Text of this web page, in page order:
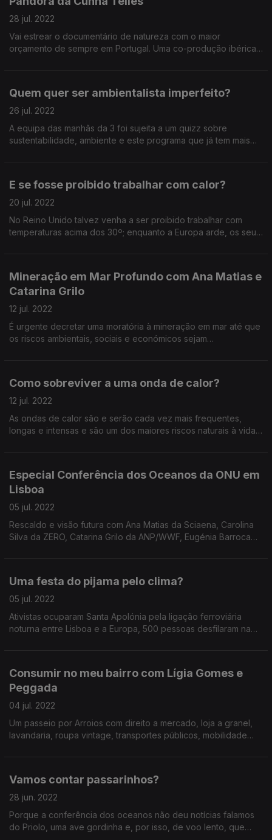
28 jul. 2022
Vai estrear o documentário de natureza com o maior
orçamento de sempre em Portugal. Uma co-produção ibérica
Quem quer ser ambientalista imperfeito?
26 jul. 2022
A equipa das manhãs da 3 foi sujeita a um quizz sobre
sustentabilidade, ambiente e este programa que já tem mais
E se fosse proibido trabalhar com calor?
20 jul. 2022
No Reino Unido talvez venha a ser proibido trabalhar com
temperaturas acima dos 30º; enquanto a Europa arde, os seus
Mineração em Mar Profundo com Ana Matias e
Catarina Grilo
12 jul. 2022
É urgente decretar uma moratória à mineração em mar até que
os riscos ambientais, sociais e económicos sejam
perda de biodiversidade e salvaguardar as comunidades
costeiras e a saúde humana.
Como sobreviver a uma onda de calor?
12 jul. 2022
As ondas de calor são e serão cada vez mais frequentes,
longas e intensas e são um dos maiores riscos naturais à vida
Especial Conferência dos Oceanos da ONU em
Lisboa
05 jul. 2022
Rescaldo e visão futura com Ana Matias da Sciaena, Carolina
Silva da ZERO, Catarina Grilo da ANP/WWF, Eugénia Barroca
Uma festa do pijama pelo clima?
05 jul. 2022
Ativistas ocuparam Santa Apolónia pela ligação ferroviária
noturna entre Lisboa e a Europa, 500 pessoas desfilaram na
Consumir no meu bairro com Lígia Gomes e
Peggada
04 jul. 2022
Um passeio por Arroios com direito a mercado, loja a granel,
lavandaria, roupa vintage, transportes públicos, mobilidade
Vamos contar passarinhos?
28 jun. 2022
Porque a conferência dos oceanos não deu notícias falamos
do Priolo, uma ave gordinha e, por isso, de voo lento, que